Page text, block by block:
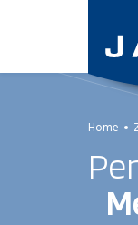
de
Home